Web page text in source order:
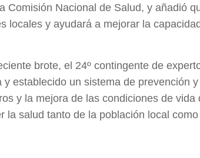
Comisión Nacional de Salud, y añadió
locales y ayudará a mejorar la
brote, el 24º contingente de
y establecido un sistema de prevención
y la mejora de las condiciones de
la salud tanto de la población local